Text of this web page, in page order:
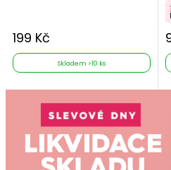
199 Kč
Skladem >10 ks